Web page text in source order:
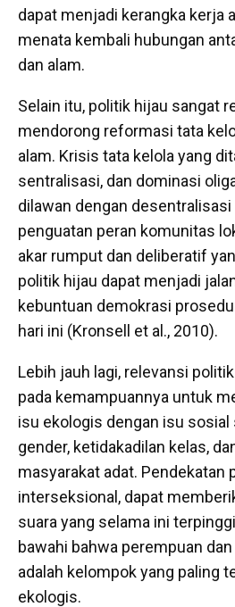
dapat menjadi kerangka kerja
menata kembali hubungan
dan alam.
Selain itu, politik hijau sangat
mendorong reformasi tata
alam. Krisis tata kelola yang
sentralisasi, dan dominasi
dilawan dengan desentralisasi
penguatan peran komunitas
akar rumput dan deliberatif
politik hijau dapat menjadi
kebuntuan demokrasi
hari ini (Kronsell et al., 2010).
Lebih jauh lagi, relevansi
pada kemampuannya untuk
isu ekologis dengan isu
gender, ketidakadilan kelas,
masyarakat adat. Pendekatan
interseksional, dapat
suara yang selama ini
bawahi bahwa perempuan
adalah kelompok yang paling
ekologis.